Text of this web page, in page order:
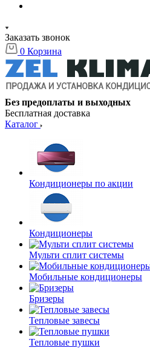
Заказать звонок
0 Корзина
Без предоплаты и выходных
Бесплатная доставка
Каталог
Кондиционеры по акции
Кондиционеры
Мульти сплит системы
Мобильные кондиционеры
Бризеры
Тепловые завесы
Тепловые пушки